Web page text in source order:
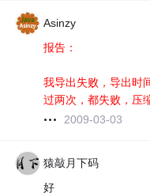
Asinzy
报告：
我导出失败，导出时
过两次，都失败，压
2009-03-03
猿敲月下码
好